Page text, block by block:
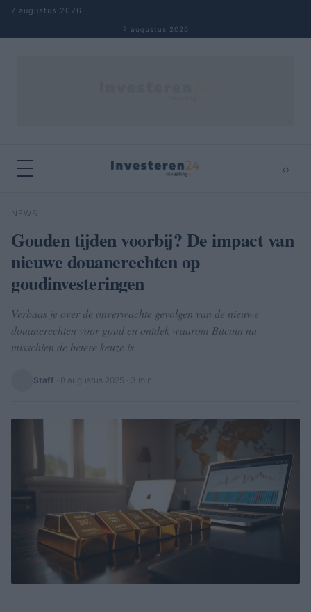
Naar inhoud springen
7 augustus 2026
7 augustus 2026
⌕
Zoeken
NEWS
Gouden tijden voorbij? De impact van
nieuwe douanerechten op
goudinvesteringen
Verbaas je over de onverwachte gevolgen van de nieuwe
douanerechten voor goud en ontdek waarom Bitcoin nu
misschien de betere keuze is.
Staff 8 augustus 2025 · 3 min